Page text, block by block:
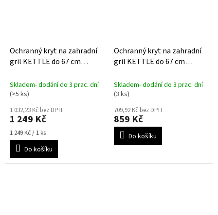
Ochranný kryt na zahradní
gril KETTLE do 67 cm
Skladem- dodání do 3 prac. dní
(>5 ks)
1 032,23 Kč bez DPH
1 249 Kč
Měrná
cena:
1 249 Kč / 1 ks
Do košíku
Ochranný kryt na zahradní
gril KETTLE do 67 cm
Skladem- dodání do 3 prac. dní
(3 ks)
709,92 Kč bez DPH
859 Kč
Do košíku